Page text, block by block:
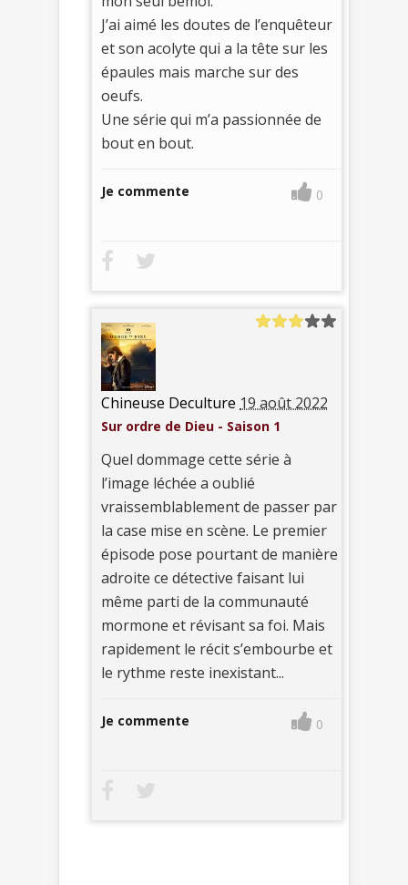
J’ai aimé les doutes de l’enquêteur
et son acolyte qui a la tête sur les
épaules mais marche sur des
oeufs.
Une série qui m’a passionnée de
bout en bout.
Je commente 0
Chineuse Deculture 19 août 2022
Sur ordre de Dieu - Saison 1
Quel dommage cette série à
l’image léchée a oublié
vraissemblablement de passer par
la case mise en scène. Le premier
épisode pose pourtant de manière
adroite ce détective faisant lui
même parti de la communauté
mormone et révisant sa foi. Mais
rapidement le récit s’embourbe et
le rythme reste inexistant...
Je commente 0